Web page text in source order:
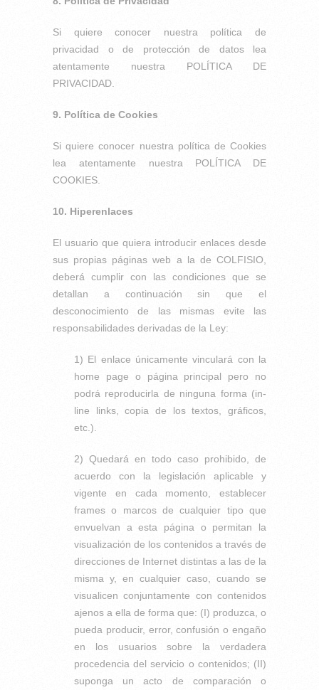
Si quiere conocer nuestra política de
privacidad o de protección de datos lea
atentamente nuestra POLÍTICA DE
PRIVACIDAD.
9. Política de Cookies
Si quiere conocer nuestra política de Cookies
lea atentamente nuestra POLÍTICA DE
COOKIES.
10. Hiperenlaces
El usuario que quiera introducir enlaces desde
sus propias páginas web a la de COLFISIO,
deberá cumplir con las condiciones que se
detallan a continuación sin que el
desconocimiento de las mismas evite las
responsabilidades derivadas de la Ley:
1) El enlace únicamente vinculará con la
home page o página principal pero no
podrá reproducirla de ninguna forma (in-
line links, copia de los textos, gráficos,
etc.).
2) Quedará en todo caso prohibido, de
acuerdo con la legislación aplicable y
vigente en cada momento, establecer
frames o marcos de cualquier tipo que
envuelvan a esta página o permitan la
visualización de los contenidos a través de
direcciones de Internet distintas a las de la
misma y, en cualquier caso, cuando se
visualicen conjuntamente con contenidos
ajenos a ella de forma que: (I) produzca, o
pueda producir, error, confusión o engaño
en los usuarios sobre la verdadera
procedencia del servicio o contenidos; (II)
suponga un acto de comparación o